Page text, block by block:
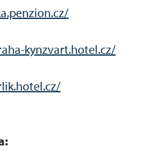
kynzvart.hotel.cz/